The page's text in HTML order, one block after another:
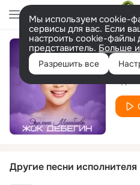
Мы используем cookie-
сервисы для вас. Если
настроить cookie-
представитель. Больше
Разрешить все
Другие песни исполнителя